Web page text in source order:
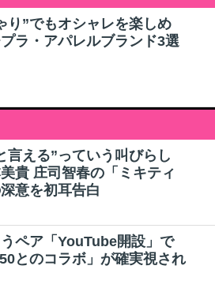
り”でもオシャレを楽しめ
ラ・アパレルブランド3選
言える”っていう叫びらし
貴 庄司智春の「ミキティ
意を初耳告白
ペア「YouTube開設」で
とのコラボ」が確実視され